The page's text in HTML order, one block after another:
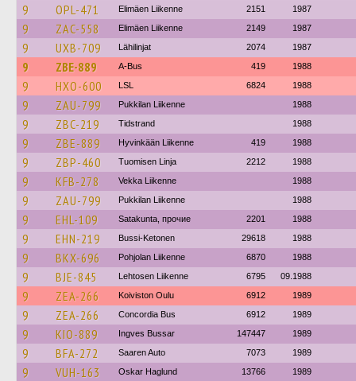
9 OPL-471 Elimäen Liikenne 2151 1987
9 ZAC-558 Elimäen Liikenne 2149 1987
9 UXB-709 Lähilinjat 2074 1987
9 ZBE-889 A-Bus 419 1988
9 HXO-600 LSL 6824 1988
9 ZAU-799 Pukkilan Liikenne 1988
9 ZBC-219 Tidstrand 1988
9 ZBE-889 Hyvinkään Liikenne 419 1988
9 ZBP-460 Tuomisen Linja 2212 1988
9 KFB-278 Vekka Liikenne 1988
9 ZAU-799 Pukkilan Liikenne 1988
9 EHL-109 Satakunta, прочие 2201 1988
9 EHN-219 Bussi-Ketonen 29618 1988
9 BKX-696 Pohjolan Liikenne 6870 1988
9 BJE-845 Lehtosen Liikenne 6795 09.1988
9 ZEA-266 Koiviston Oulu 6912 1989
9 ZEA-266 Concordia Bus 6912 1989
9 KIO-889 Ingves Bussar 147447 1989
9 BFA-272 Saaren Auto 7073 1989
9 VUH-163 Oskar Haglund 13766 1989